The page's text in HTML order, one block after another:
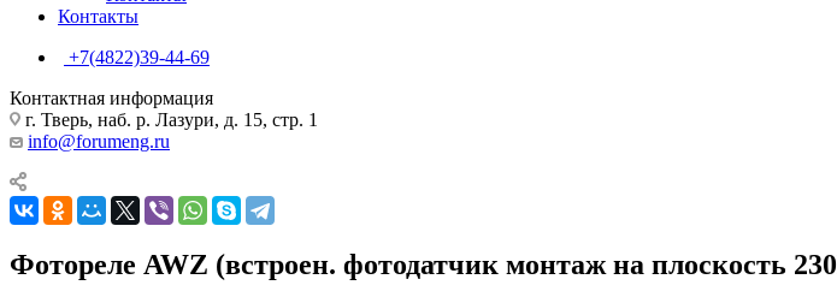
Контакты
+7(4822)39-44-69
Контактная информация
г. Тверь, наб. р. Лазури, д. 15, стр. 1
info@forumeng.ru
Фотореле AWZ (встроен. фотодатчик монтаж на плоскость